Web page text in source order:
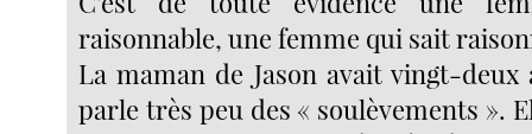
raisonnable, une femme qui sait
La maman de Jason avait vingt-deux
parle très peu des « soulèvements ».